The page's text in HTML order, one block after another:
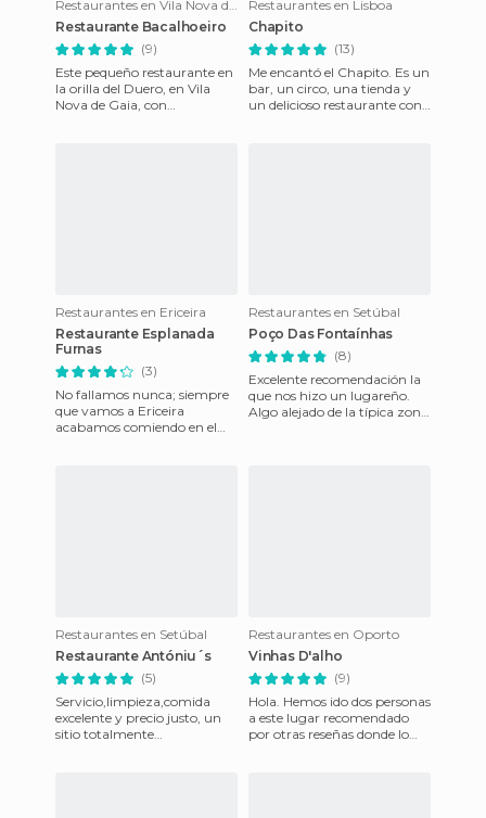
Restaurantes en Vila Nova de Gaia
Restaurante Bacalhoeiro
(9)
Este pequeño restaurante en
la orilla del Duero, en Vila
Nova de Gaia, con
Restaurantes en Lisboa
Chapito
(13)
Me encantó el Chapito. Es un
bar, un circo, una tienda y
un delicioso restaurante con
Restaurantes en Ericeira
Restaurante Esplanada
Furnas
(3)
No fallamos nunca; siempre
que vamos a Ericeira
acabamos comiendo en el
Restaurantes en Setúbal
Poço Das Fontaínhas
(8)
Excelente recomendación la
que nos hizo un lugareño.
Algo alejado de la típica zona
Restaurantes en Setúbal
Restaurante Antóniu´s
(5)
Servicio,limpieza,comida
excelente y precio justo, un
sitio totalmente
Restaurantes en Oporto
Vinhas D'alho
(9)
Hola. Hemos ido dos personas
a este lugar recomendado
por otras reseñas donde lo